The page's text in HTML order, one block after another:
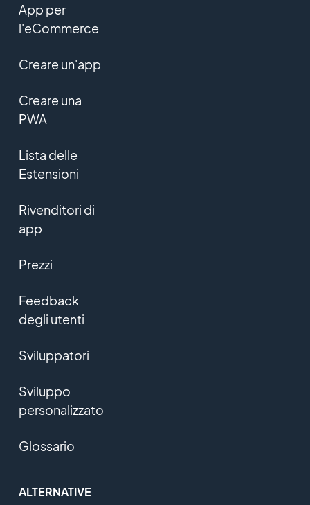
App per
l'eCommerce
Creare un'app
Creare una
PWA
Lista delle
Estensioni
Rivenditori di
app
Prezzi
Feedback
degli utenti
Sviluppatori
Sviluppo
personalizzato
Glossario
ALTERNATIVE